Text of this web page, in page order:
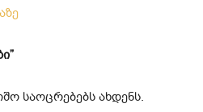
საოცრებებს ახდენს.